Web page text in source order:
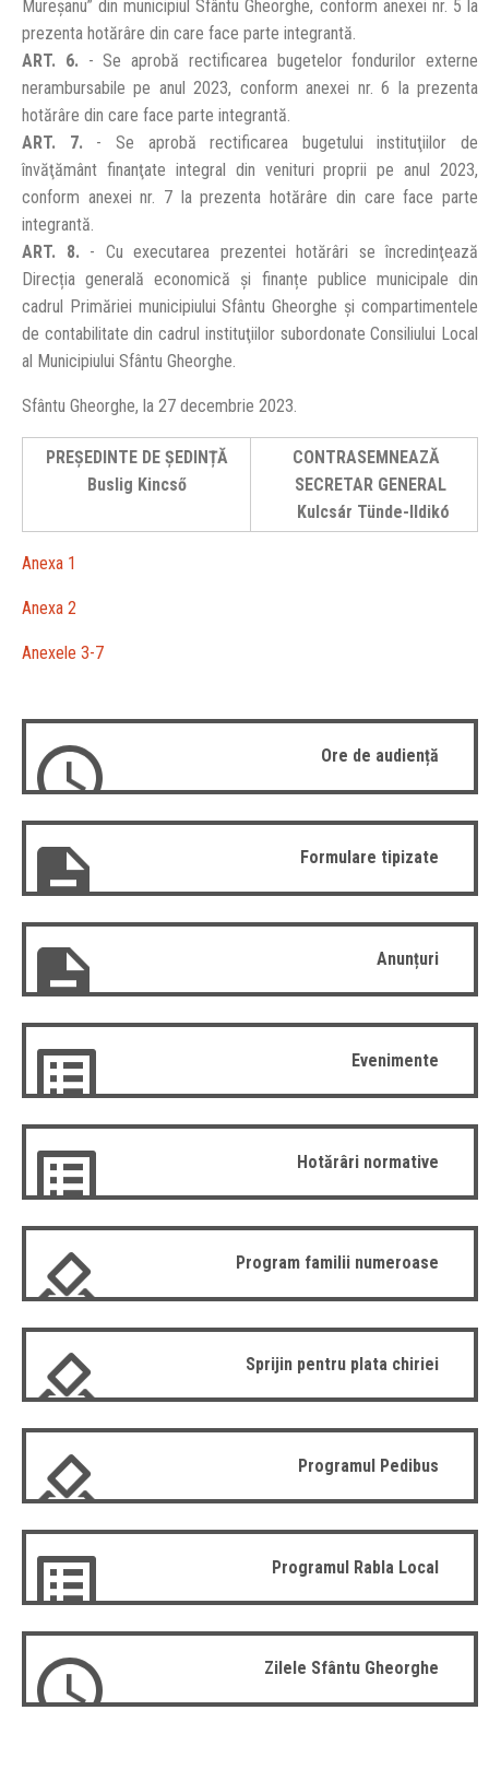
Mureșanu” din municipiul Sfântu Gheorghe, conform anexei nr. 5 la
prezenta hotărâre din care face parte integrantă.
ART. 6. - Se aprobă rectificarea bugetelor fondurilor externe
nerambursabile pe anul 2023, conform anexei nr. 6 la prezenta
hotărâre din care face parte integrantă.
ART. 7. - Se aprobă rectificarea bugetului instituţiilor de
învăţământ finanţate integral din venituri proprii pe anul 2023,
conform anexei nr. 7 la prezenta hotărâre din care face parte
integrantă.
ART. 8. - Cu executarea prezentei hotărâri se încredinţează
Direcția generală economică și finanțe publice municipale din
cadrul Primăriei municipiului Sfântu Gheorghe şi compartimentele
de contabilitate din cadrul instituţiilor subordonate Consiliului Local
al Municipiului Sfântu Gheorghe.
Sfântu Gheorghe, la 27 decembrie 2023.
PREȘEDINTE DE ȘEDINȚĂ
Buslig Kincső
CONTRASEMNEAZĂ
SECRETAR GENERAL
Kulcsár Tünde-Ildikó
Anexa 1
Anexa 2
Anexele 3-7
Ore de audiență
Formulare tipizate
Anunțuri
Evenimente
Hotărâri normative
Program familii numeroase
Sprijin pentru plata chiriei
Programul Pedibus
Programul Rabla Local
Zilele Sfântu Gheorghe